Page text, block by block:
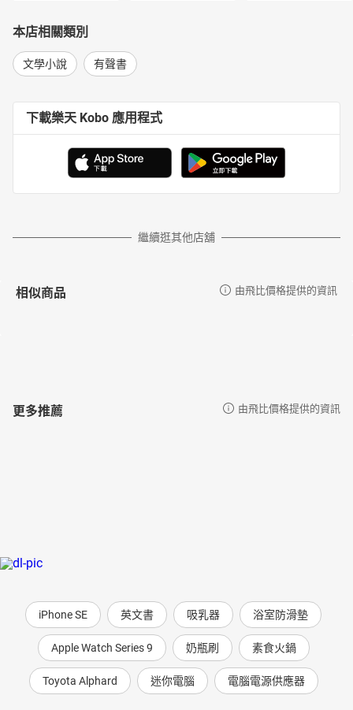
本店相關類別
文學小說 有聲書
下載樂天 Kobo 應用程式
繼續逛其他店舖
相似商品 由飛比價格提供的資訊
更多推薦 由飛比價格提供的資訊
iPhone SE 英文書 吸乳器 浴室防滑墊
Apple Watch Series 9 奶瓶刷 素食火鍋
Toyota Alphard 迷你電腦 電腦電源供應器